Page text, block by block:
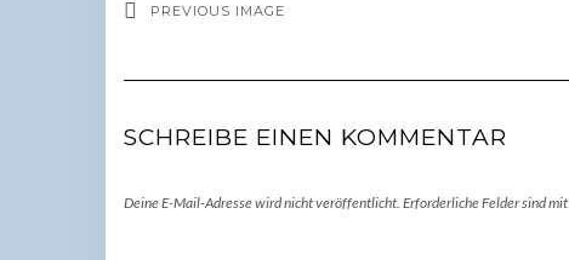
PREVIOUS IMAGE
SCHREIBE EINEN KOMMENTAR
Deine E-Mail-Adresse wird nicht veröffentlicht. Erforderliche Felder sind mit